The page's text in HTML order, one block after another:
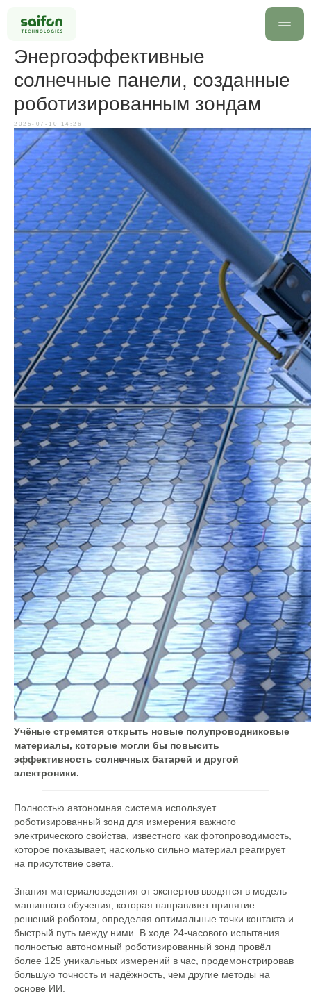
+7 499
Оставить заявку
Энергоэффективные
солнечные панели, созданные
роботизированным зондам
2025-07-10 14:26
Учёные стремятся открыть новые полупроводниковые
материалы, которые могли бы повысить
эффективность солнечных батарей и другой
электроники.
Полностью автономная система использует
роботизированный зонд для измерения важного
электрического свойства, известного как фотопроводимость,
которое показывает, насколько сильно материал реагирует
на присутствие света.
Знания материаловедения от экспертов вводятся в модель
машинного обучения, которая направляет принятие
решений роботом, определяя оптимальные точки контакта и
быстрый путь между ними. В ходе 24-часового испытания
полностью автономный роботизированный зонд провёл
более 125 уникальных измерений в час, продемонстрировав
большую точность и надёжность, чем другие методы на
основе ИИ.